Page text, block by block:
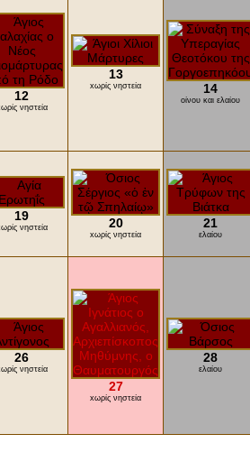
12
νηστεία
13
xωρίς νηστεία 14
οίνου και ελαίου
19
νηστεία 20
xωρίς νηστεία
21
ελαίου
26
νηστεία
27
xωρίς νηστεία
28
ελαίου